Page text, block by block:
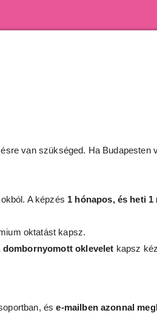
van szükséged. Ha Budapesten
A képzés 1 hónapos, és heti
oktatást kapsz.
oklevelet kapsz
ése-mailben azonnal